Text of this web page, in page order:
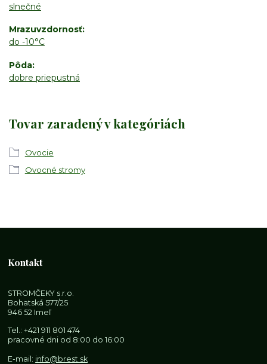
slnečné
Mrazuvzdornosť
do -10°C
Pôda
dobre priepustná
Tovar zaradený v kategóriách
Ovocie
Ovocné stromy
Kontakt
STROMČEKY s.r.o.
Bohatská 577/25
946 52 Imeľ
Tel.:+421 911 801 474
pracovné dni od 8:00 do 16:00
E-mail: info@brest.sk